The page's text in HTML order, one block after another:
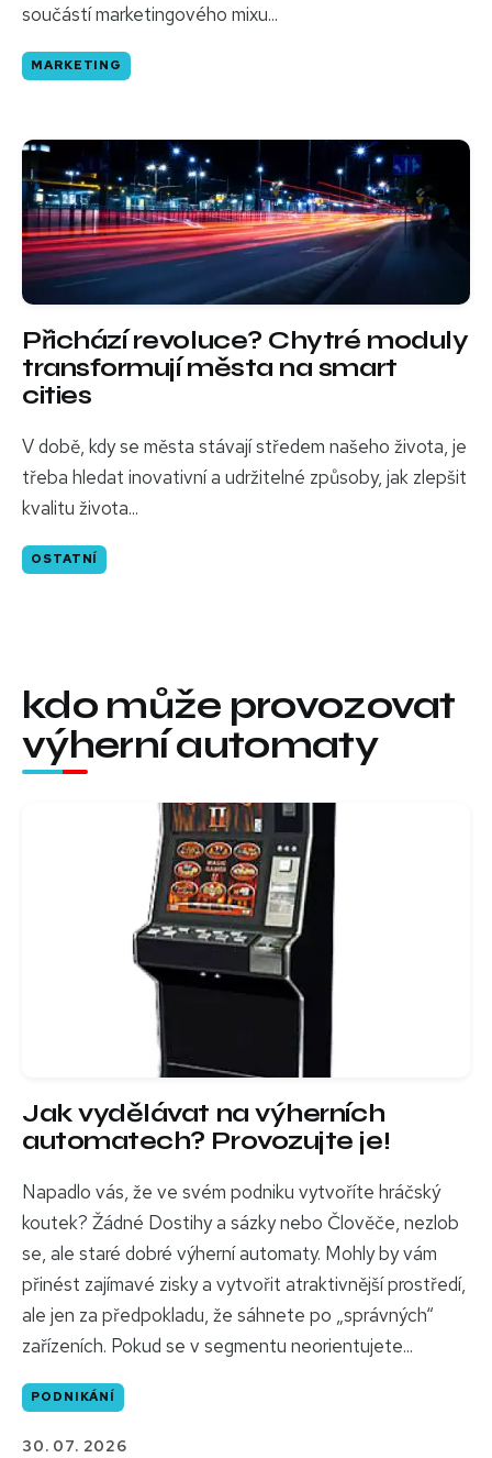
součástí marketingového mixu...
MARKETING
Přichází revoluce? Chytré moduly
transformují města na smart
cities
V době, kdy se města stávají středem našeho života, je
třeba hledat inovativní a udržitelné způsoby, jak zlepšit
kvalitu života...
OSTATNÍ
kdo může provozovat
výherní automaty
Jak vydělávat na výherních
automatech? Provozujte je!
Napadlo vás, že ve svém podniku vytvoříte hráčský
koutek? Žádné Dostihy a sázky nebo Člověče, nezlob
se, ale staré dobré výherní automaty. Mohly by vám
přinést zajímavé zisky a vytvořit atraktivnější prostředí,
ale jen za předpokladu, že sáhnete po „správných“
zařízeních. Pokud se v segmentu neorientujete...
PODNIKÁNÍ
30. 07. 2026